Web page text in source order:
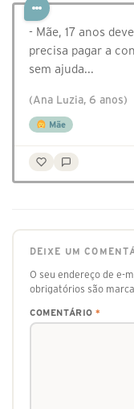
- Mãe, 17 anos
precisa pagar a
sem ajuda...
(Ana Luzia, 6 anos)
Mãe
DEIXE UM
O seu endereço de e-
obrigatórios são
COMENTÁRIO *